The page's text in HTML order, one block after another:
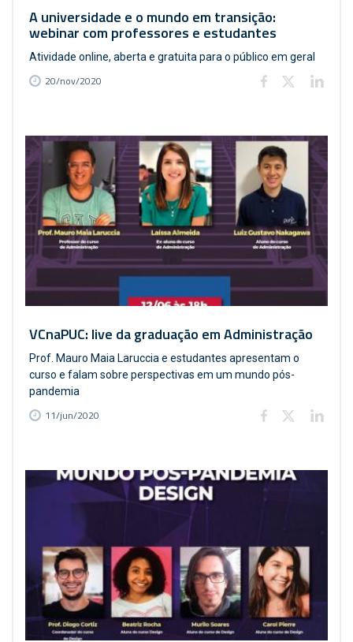
A universidade e o mundo em transição:
webinar com professores e estudantes
Atividade online, aberta e gratuita para o público em geral
20/nov/2020
VCnaPUC: live da graduação em Administração
Prof. Mauro Maia Laruccia e estudantes apresentam o
curso e falam sobre perspectivas em um mundo pós-
pandemia
11/jun/2020